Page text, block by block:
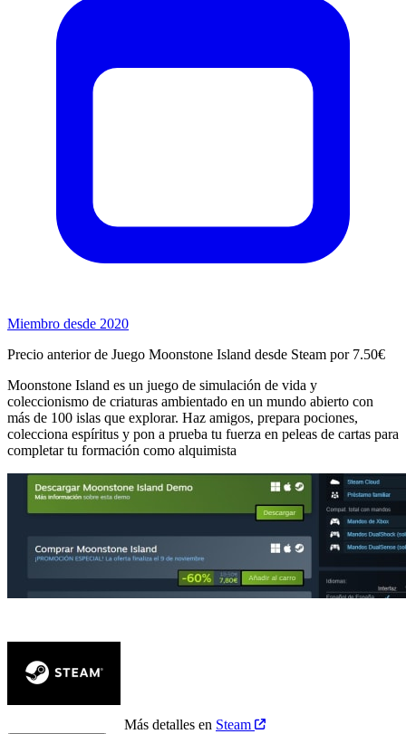
Miembro desde 2020
Precio anterior de Juego Moonstone Island desde Steam por 7.50€
Moonstone Island es un juego de simulación de vida y
coleccionismo de criaturas ambientado en un mundo abierto con
más de 100 islas que explorar. Haz amigos, prepara pociones,
colecciona espíritus y pon a prueba tu fuerza en peleas de cartas para
completar tu formación como alquimista
Más detalles en Steam